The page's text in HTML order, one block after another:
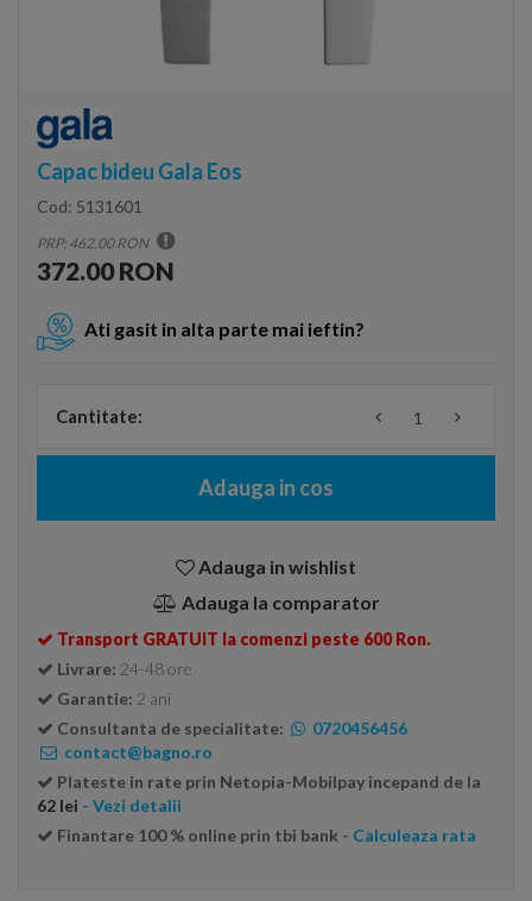
Capac bideu Gala Eos
Cod: 5131601
PRP: 462.00 RON
372.00 RON
Ati gasit in alta parte mai ieftin?
Cantitate:
Adauga in cos
Adauga in wishlist
Adauga la comparator
Transport GRATUIT la comenzi peste 600 Ron.
Livrare: 24-48 ore
Garantie: 2 ani
Consultanta de specialitate:
0720456456
contact@bagno.ro
Plateste in rate prin Netopia-Mobilpay incepand de la
62 lei - Vezi detalii
Finantare 100 % online prin tbi bank - Calculeaza rata